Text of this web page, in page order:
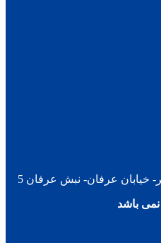
خیابان عرفان- نبش عرفان 5
باشد